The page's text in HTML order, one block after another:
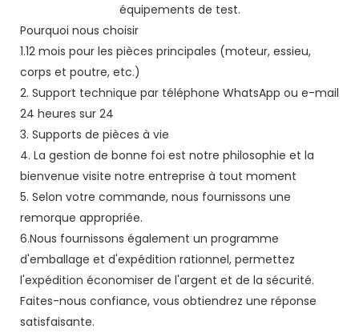
équipements de test.
Pourquoi nous choisir
1.12 mois pour les pièces principales (moteur, essieu,
corps et poutre, etc.)
2. Support technique par téléphone WhatsApp ou e-mail
24 heures sur 24
3. Supports de pièces à vie
4. La gestion de bonne foi est notre philosophie et la
bienvenue visite notre entreprise à tout moment
5. Selon votre commande, nous fournissons une
remorque appropriée.
6.Nous fournissons également un programme
d'emballage et d'expédition rationnel, permettez
l'expédition économiser de l'argent et de la sécurité.
Faites-nous confiance, vous obtiendrez une réponse
satisfaisante.